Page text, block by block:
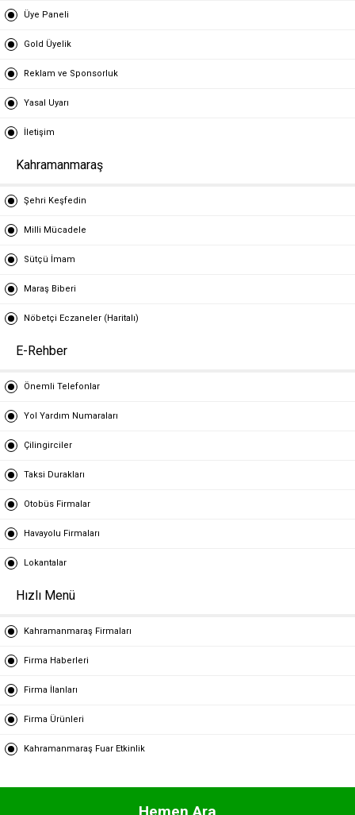
Üye Paneli
Gold Üyelik
Reklam ve Sponsorluk
Yasal Uyarı
İletişim
Kahramanmaraş
Şehri Keşfedin
Milli Mücadele
Sütçü İmam
Maraş Biberi
Nöbetçi Eczaneler (Haritalı)
E-Rehber
Önemli Telefonlar
Yol Yardım Numaraları
Çilingirciler
Taksi Durakları
Otobüs Firmalar
Havayolu Firmaları
Lokantalar
Hızlı Menü
Kahramanmaraş Firmaları
Firma Haberleri
Firma İlanları
Firma Ürünleri
Kahramanmaraş Fuar Etkinlik
Hemen Ara